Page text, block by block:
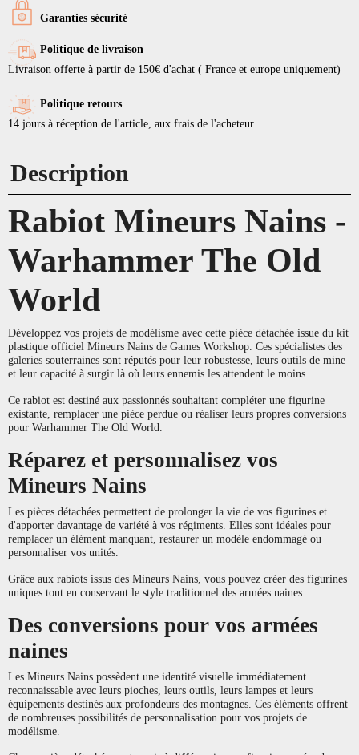
Garanties sécurité
Politique de livraison
Livraison offerte à partir de 150€ d'achat ( France et europe uniquement)
Politique retours
14 jours à réception de l'article, aux frais de l'acheteur.
Description
Rabiot Mineurs Nains -
Warhammer The Old
World
Développez vos projets de modélisme avec cette pièce détachée issue du kit
plastique officiel Mineurs Nains de Games Workshop. Ces spécialistes des
galeries souterraines sont réputés pour leur robustesse, leurs outils de mine
et leur capacité à surgir là où leurs ennemis les attendent le moins.
Ce rabiot est destiné aux passionnés souhaitant compléter une figurine
existante, remplacer une pièce perdue ou réaliser leurs propres conversions
pour Warhammer The Old World.
Réparez et personnalisez vos
Mineurs Nains
Les pièces détachées permettent de prolonger la vie de vos figurines et
d'apporter davantage de variété à vos régiments. Elles sont idéales pour
remplacer un élément manquant, restaurer un modèle endommagé ou
personnaliser vos unités.
Grâce aux rabiots issus des Mineurs Nains, vous pouvez créer des figurines
uniques tout en conservant le style traditionnel des armées naines.
Des conversions pour vos armées
naines
Les Mineurs Nains possèdent une identité visuelle immédiatement
reconnaissable avec leurs pioches, leurs outils, leurs lampes et leurs
équipements destinés aux profondeurs des montagnes. Ces éléments offrent
de nombreuses possibilités de personnalisation pour vos projets de
modélisme.